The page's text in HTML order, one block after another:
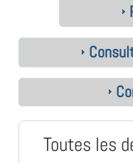
Toutes les